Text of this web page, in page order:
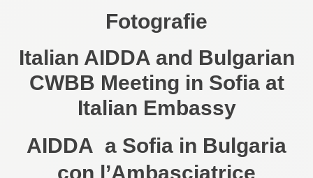
Fotografie
Italian AIDDA and Bulgarian
CWBB Meeting in Sofia at
Italian Embassy
AIDDA a Sofia in Bulgaria
con l’Ambasciatrice